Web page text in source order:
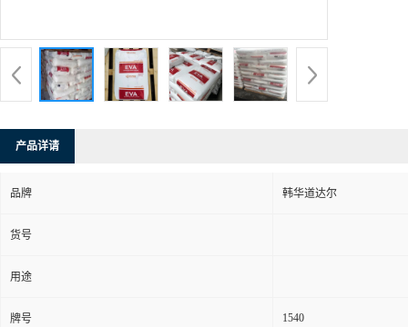
产品详请
品牌 韩华道达尔
货号
用途
牌号 1540